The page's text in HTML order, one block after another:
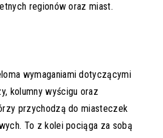
regionów oraz miast.
wymaganiami dotyczącymi
kolumny wyścigu oraz
przychodzą do miasteczek
To z kolei pociąga za sobą